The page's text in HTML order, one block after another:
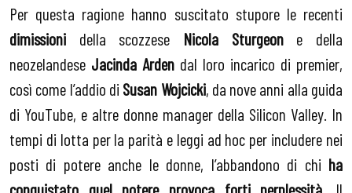
Per questa ragione hanno suscitato stupore le recenti
dimissioni della scozzese Nicola Sturgeone della
neozelandese Jacinda Arden dal loro incarico di premier,
così come l’addio di Susan Wojcicki, da nove anni alla guida
di YouTube, e altre donne manager della Silicon Valley. In
tempi di lotta per la parità e leggi ad hoc per includere nei
posti di potere anche le donne, l’abbandono di chi ha